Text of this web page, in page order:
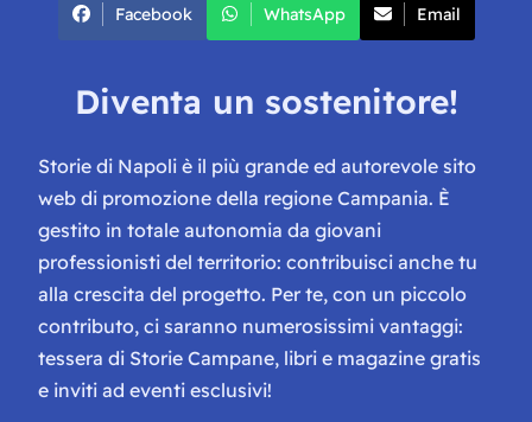
Facebook WhatsApp Email
Diventa un sostenitore!
Storie di Napoli è il più grande ed autorevole sito
web di promozione della regione Campania. È
gestito in totale autonomia da giovani
professionisti del territorio: contribuisci anche tu
alla crescita del progetto. Per te, con un piccolo
contributo, ci saranno numerosissimi vantaggi:
tessera di Storie Campane, libri e magazine gratis
e inviti ad eventi esclusivi!